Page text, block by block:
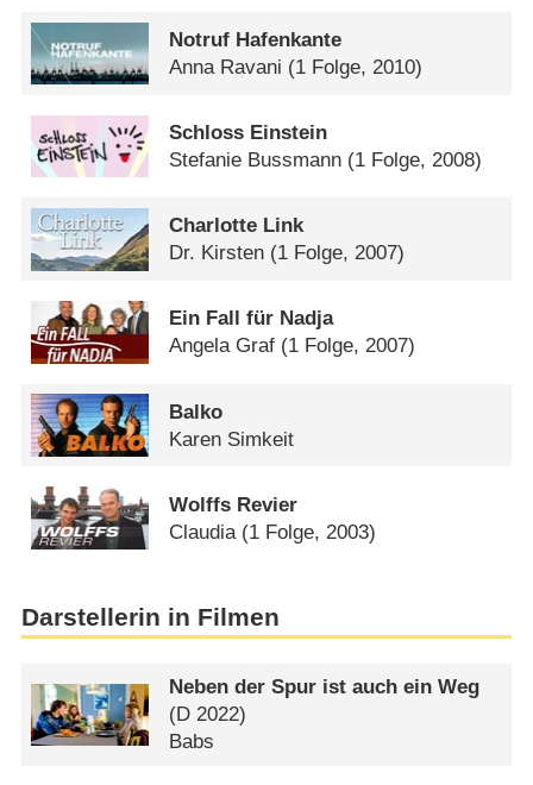
Notruf Hafenkante
Anna Ravani (1 Folge, 2010)
Schloss Einstein
Stefanie Bussmann (1 Folge, 2008)
Charlotte Link
Dr. Kirsten (1 Folge, 2007)
Ein Fall für Nadja
Angela Graf (1 Folge, 2007)
Balko
Karen Simkeit
Wolffs Revier
Claudia (1 Folge, 2003)
Darstellerin in Filmen
Neben der Spur ist auch ein Weg
(D 2022)
Babs